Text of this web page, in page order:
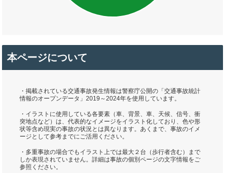
本ページについて
・掲載されている交通事故発生情報は警察庁公開の「交通事故統計
情報のオープンデータ」2019～2024年を使用しています。
・イラストに使用している各要素（車、背景、車、天候、信号、衝
突地点など）は、代表的なイメージをイラスト化しており、色や形
状等含め現実の事故の状況とは異なります。あくまで、事故のイメ
ージとして参考までにご活用ください。
・多重事故の場合でもイラスト上では最大２台（歩行者含む）まで
しか表現されていません。詳細は事故の個別ページの文字情報をご
参照ください。